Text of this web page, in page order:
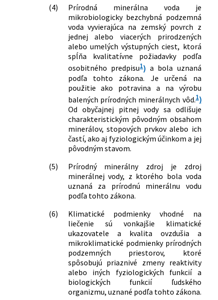
342/2010 Z. z.
Vyhláška Ministerstva zdravotníctva
Slovenskej republiky, ktorou sa dopĺňa
vyhláška Ministerstva zdravotníctva
Slovenskej republiky č. 101/2006 Z. z.,
ktorou sa ustanovuje minimálne
materiálno-technické a personálne
vybavenie prírodných liečebných
kúpeľov a kúpeľných liečební a
ustanovujú indikácie podľa prírodných
liečivých vôd a klimatických podmienok
vhodných na liečenie
213/2011 Z. z.
Vyhláška Ministerstva zdravotníctva
Slovenskej republiky, ktorou sa
ustanovujú ochranné pásma prírodných
liečivých zdrojov v Nimnici a druhy
zakázaných činností v ochranných
pásmach prírodných liečivých zdrojov v
Nimnici
Nariadenie vlády Slovenskej republiky,
ktorým sa mení a dopĺňa nariadenie
vlády Slovenskej republiky č. 446/2006
Z. z., ktorým sa vydáva Štatút
kúpeľného miesta Vysoké Tatry
175/2013 Z. z.
Vyhláška Ministerstva zdravotníctva
Slovenskej republiky, ktorou sa mení
vyhláška Ministerstva zdravotníctva
Slovenskej republiky č. 100/2006 Z. z.,
ktorou sa ustanovujú požiadavky na
(4)
Prírodná minerálna voda je
mikrobiologicky bezchybná podzemná
voda vyvierajúca na zemský povrch z
jednej alebo viacerých prirodzených
alebo umelých výstupných ciest, ktorá
spĺňa kvalitatívne požiadavky podľa
osobitného predpisu1) a bola uznaná
podľa tohto zákona. Je určená na
použitie ako potravina a na výrobu
balených prírodných minerálnych vôd.1)
Od obyčajnej pitnej vody sa odlišuje
charakteristickým pôvodným obsahom
minerálov, stopových prvkov alebo ich
častí, ako aj fyziologickým účinkom a jej
pôvodným stavom.
(5)
Prírodný minerálny zdroj je zdroj
minerálnej vody, z ktorého bola voda
uznaná za prírodnú minerálnu vodu
podľa tohto zákona.
(6)
Klimatické podmienky vhodné na
liečenie sú vonkajšie klimatické
ukazovatele a kvalita ovzdušia a
mikroklimatické podmienky prírodných
podzemných priestorov, ktoré
spôsobujú priaznivé zmeny reaktivity
alebo iných fyziologických funkcií a
biologických funkcií ľudského
organizmu, uznané podľa tohto zákona.